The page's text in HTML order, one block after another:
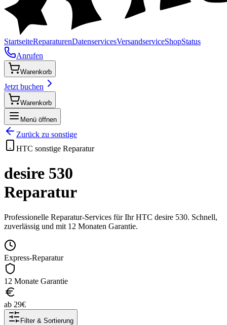
StartseiteReparaturenDatenservicesVersandserviceShopStatus
Anrufen
Warenkorb
Jetzt buchen
Warenkorb
Menü öffnen
Zurück zu sonstige
HTC sonstige Reparatur
desire 530
Reparatur
Professionelle Reparatur-Services für IhrHTC desire 530. Schnell,
zuverlässig und mit 12 Monaten Garantie.
Express-Reparatur
12 Monate Garantie
ab 29€
Filter & Sortierung